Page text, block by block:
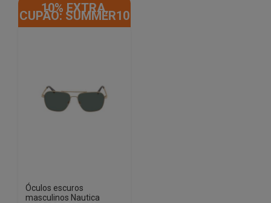
10% EXTRA,
CUPÃO: SUMMER10
Óculos escuros
masculinos Nautica